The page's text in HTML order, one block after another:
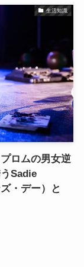
生活知識
ロムの男女逆
Sadie
・デー）と